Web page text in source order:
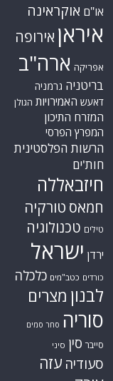
או"ם אוקראינה
איראן אירופה
אפריקה ארה"ב
בריטניה גרמניה
דאעש האמירויות הגולן
המזרח התיכון
המפרץ הפרסי
הרשות הפלסטינית
חות'ים
חיזבאללה
חמאס טורקיה
טילים טכנולוגיה
ירדן ישראל
כורדים כטב"מים כלכלה
לבנון מצרים
סוריה סחר סמים
סייבר סין סיני
סעודיה עזה